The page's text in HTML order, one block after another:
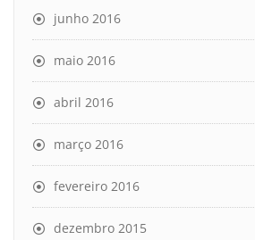
junho 2016
maio 2016
abril 2016
março 2016
fevereiro 2016
dezembro 2015